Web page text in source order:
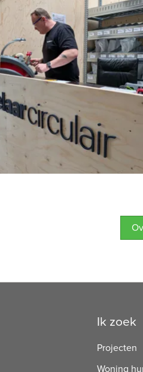
Ik zoek
Projecten
Woning